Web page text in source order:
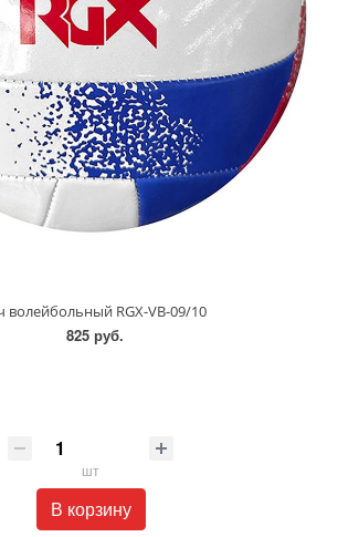
волейбольный RGX-VB-09/10
825 руб.
шт
В корзину